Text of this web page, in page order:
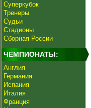
Суперкубок
Тренеры
Судьи
Стадионы
Сборная России
ЧЕМПИОНАТЫ:
Англия
Германия
Испания
Италия
Франция